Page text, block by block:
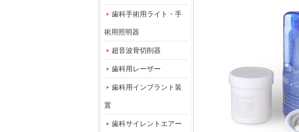
歯科手術用ライト・手
術用照明器
超音波骨切削器
歯科用レーザー
歯科用インプラント装
置
歯科サイレントエアー